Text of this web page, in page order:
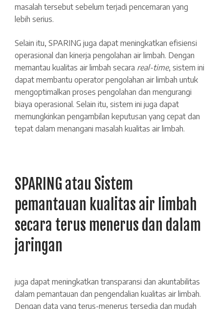
masalah tersebut sebelum terjadi pencemaran yang
lebih serius.
Selain itu, SPARING juga dapat meningkatkan efisiensi
operasional dan kinerja pengolahan air limbah. Dengan
memantau kualitas air limbah secara real-time, sistem ini
dapat membantu operator pengolahan air limbah untuk
mengoptimalkan proses pengolahan dan mengurangi
biaya operasional. Selain itu, sistem ini juga dapat
memungkinkan pengambilan keputusan yang cepat dan
tepat dalam menangani masalah kualitas air limbah.
SPARING atau Sistem
pemantauan kualitas air limbah
secara terus menerus dan dalam
jaringan
juga dapat meningkatkan transparansi dan akuntabilitas
dalam pemantauan dan pengendalian kualitas air limbah.
Dengan data yang terus-menerus tersedia dan mudah